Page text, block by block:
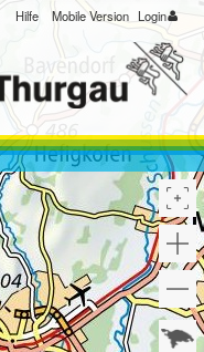
Hilfe Mobile Version Login